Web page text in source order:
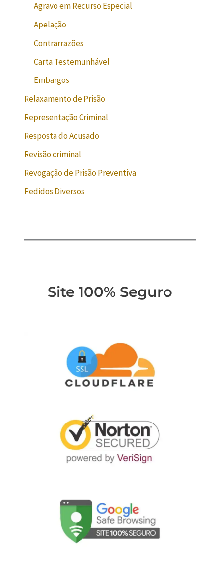
Agravo em Recurso Especial
Apelação
Contrarrazões
Carta Testemunhável
Embargos
Relaxamento de Prisão
Representação Criminal
Resposta do Acusado
Revisão criminal
Revogação de Prisão Preventiva
Pedidos Diversos
Site 100% Seguro